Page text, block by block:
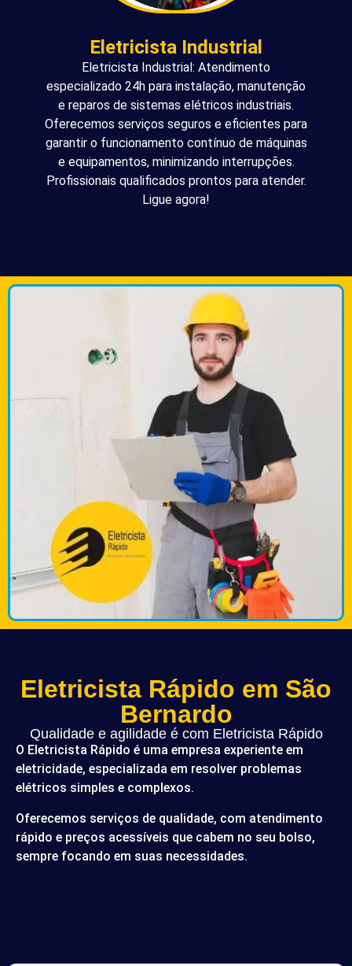
Eletricista Industrial
Eletricista Industrial: Atendimento
especializado 24h para instalação, manutenção
e reparos de sistemas elétricos industriais.
Oferecemos serviços seguros e eficientes para
garantir o funcionamento contínuo de máquinas
e equipamentos, minimizando interrupções.
Profissionais qualificados prontos para atender.
Ligue agora!
Eletricista Rápido em São
Bernardo
Qualidade e agilidade é com Eletricista Rápido
O Eletricista Rápido é uma empresa experiente em
eletricidade, especializada em resolver problemas
elétricos simples e complexos.
Oferecemos serviços de qualidade, com atendimento
rápido e preços acessíveis que cabem no seu bolso,
sempre focando em suas necessidades.